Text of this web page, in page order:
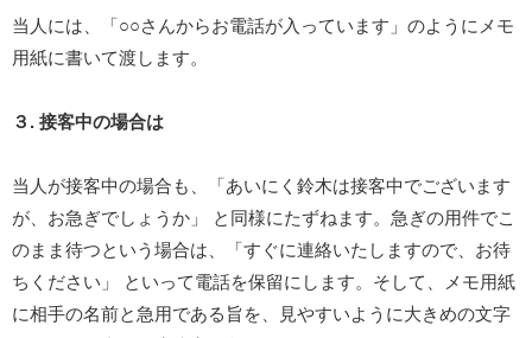
当人には、「○○さんからお電話が入っています」のようにメモ
用紙に書いて渡します。
３. 接客中の場合は
当人が接客中の場合も、「あいにく鈴木は接客中でございます
が、お急ぎでしょうか」 と同様にたずねます。急ぎの用件でこ
のまま待つという場合は、「すぐに連絡いたしますので、お待
ちください」 といって電話を保留にします。そして、メモ用紙
に相手の名前と急用である旨を、見やすいように大きめの文字